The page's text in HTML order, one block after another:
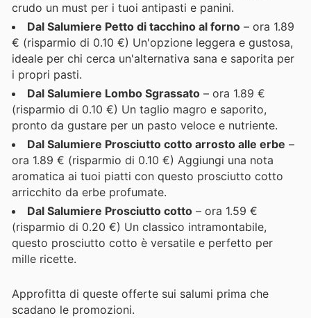
crudo un must per i tuoi antipasti e panini.
Dal Salumiere Petto di tacchino al forno – ora 1.89
€ (risparmio di 0.10 €) Un'opzione leggera e gustosa,
ideale per chi cerca un'alternativa sana e saporita per
i propri pasti.
Dal Salumiere Lombo Sgrassato – ora 1.89 €
(risparmio di 0.10 €) Un taglio magro e saporito,
pronto da gustare per un pasto veloce e nutriente.
Dal Salumiere Prosciutto cotto arrosto alle erbe –
ora 1.89 € (risparmio di 0.10 €) Aggiungi una nota
aromatica ai tuoi piatti con questo prosciutto cotto
arricchito da erbe profumate.
Dal Salumiere Prosciutto cotto – ora 1.59 €
(risparmio di 0.20 €) Un classico intramontabile,
questo prosciutto cotto è versatile e perfetto per
mille ricette.
Approfitta di queste offerte sui salumi prima che
scadano le promozioni.